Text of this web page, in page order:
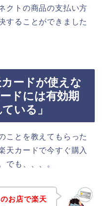
クトの商品の支払い方
することができました
ードが使えな
ドには有効期
いる」
ことを教えてもらった
天カードで今すぐ購入
でも、、、。
お店で楽天